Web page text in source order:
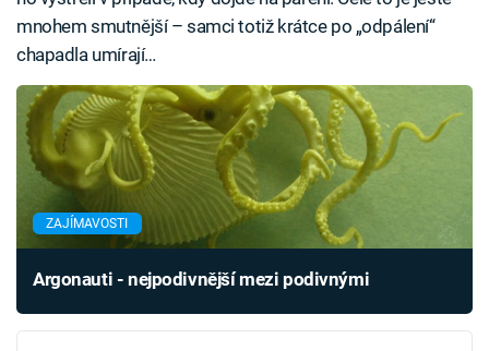
mnohem smutnější – samci totiž krátce po „odpálení“
chapadla umírají…
ZAJÍMAVOSTI
Argonauti - nejpodivnější mezi podivnými